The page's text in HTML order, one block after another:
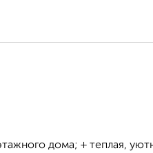
дома; + теплая,